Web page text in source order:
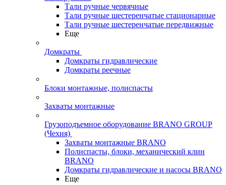
Тали ручные червячные
Тали ручные шестеренчатые стационарные
Тали ручные шестеренчатые передвижные
Еще
Домкраты
Домкраты гидравлические
Домкраты реечные
Блоки монтажные, полиспасты
Захваты монтажные
Грузоподъемное оборудование BRANO GROUP
(Чехия)
Захваты монтажные BRANO
Полиспасты, блоки, механический клин
BRANO
Домкраты гидравлические и насосы BRANO
Еще